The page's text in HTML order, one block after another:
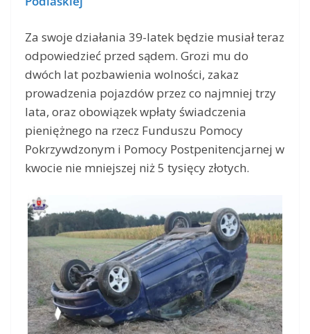
Za swoje działania 39-latek będzie musiał teraz
odpowiedzieć przed sądem. Grozi mu do
dwóch lat pozbawienia wolności, zakaz
prowadzenia pojazdów przez co najmniej trzy
lata, oraz obowiązek wpłaty świadczenia
pieniężnego na rzecz Funduszu Pomocy
Pokrzywdzonym i Pomocy Postpenitencjarnej w
kwocie nie mniejszej niż 5 tysięcy złotych.